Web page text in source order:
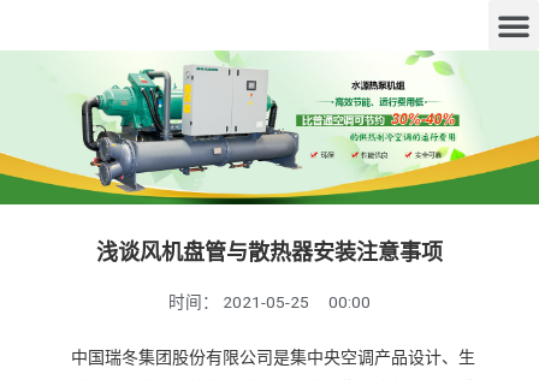
浅谈风机盘管与散热器安装注意事项
时间： 2021-05-25 00:00
中国瑞冬集团股份有限公司是集中央空调产品设计、生